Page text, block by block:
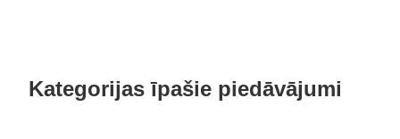
Kategorijas īpašie piedāvājumi